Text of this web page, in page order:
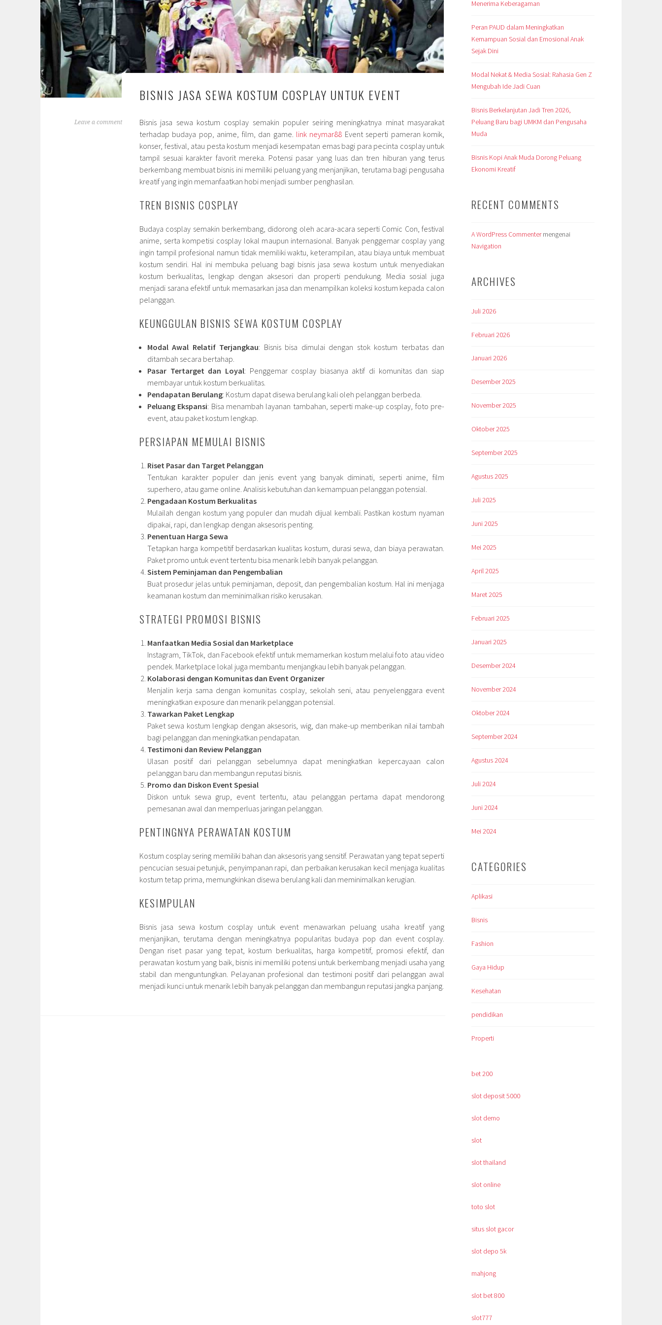
BISNIS JASA SEWA KOSTUM COSPLAY UNTUK EVENT
Leave a comment
Bisnis jasa sewa kostum cosplay semakin populer seiring meningkatnya minat masyarakat
terhadap budaya pop, anime, film, dan game. link neymar88 Event seperti pameran komik,
konser, festival, atau pesta kostum menjadi kesempatan emas bagi para pecinta cosplay untuk
tampil sesuai karakter favorit mereka. Potensi pasar yang luas dan tren hiburan yang terus
berkembang membuat bisnis ini memiliki peluang yang menjanjikan, terutama bagi pengusaha
kreatif yang ingin memanfaatkan hobi menjadi sumber penghasilan.
TREN BISNIS COSPLAY
Budaya cosplay semakin berkembang, didorong oleh acara-acara seperti Comic Con, festival
anime, serta kompetisi cosplay lokal maupun internasional. Banyak penggemar cosplay yang
ingin tampil profesional namun tidak memiliki waktu, keterampilan, atau biaya untuk membuat
kostum sendiri. Hal ini membuka peluang bagi bisnis jasa sewa kostum untuk menyediakan
kostum berkualitas, lengkap dengan aksesori dan properti pendukung. Media sosial juga
menjadi sarana efektif untuk memasarkan jasa dan menampilkan koleksi kostum kepada calon
pelanggan.
KEUNGGULAN BISNIS SEWA KOSTUM COSPLAY
Modal Awal Relatif Terjangkau: Bisnis bisa dimulai dengan stok kostum terbatas dan
ditambah secara bertahap.
Pasar Tertarget dan Loyal: Penggemar cosplay biasanya aktif di komunitas dan siap
membayar untuk kostum berkualitas.
Pendapatan Berulang: Kostum dapat disewa berulang kali oleh pelanggan berbeda.
Peluang Ekspansi: Bisa menambah layanan tambahan, seperti make-up cosplay, foto pre-
event, atau paket kostum lengkap.
PERSIAPAN MEMULAI BISNIS
Riset Pasar dan Target Pelanggan
Tentukan karakter populer dan jenis event yang banyak diminati, seperti anime, film
superhero, atau game online. Analisis kebutuhan dan kemampuan pelanggan potensial.
Pengadaan Kostum Berkualitas
Mulailah dengan kostum yang populer dan mudah dijual kembali. Pastikan kostum nyaman
dipakai, rapi, dan lengkap dengan aksesoris penting.
Penentuan Harga Sewa
Tetapkan harga kompetitif berdasarkan kualitas kostum, durasi sewa, dan biaya perawatan.
Paket promo untuk event tertentu bisa menarik lebih banyak pelanggan.
Sistem Peminjaman dan Pengembalian
Buat prosedur jelas untuk peminjaman, deposit, dan pengembalian kostum. Hal ini menjaga
keamanan kostum dan meminimalkan risiko kerusakan.
STRATEGI PROMOSI BISNIS
Manfaatkan Media Sosial dan Marketplace
Instagram, TikTok, dan Facebook efektif untuk memamerkan kostum melalui foto atau video
pendek. Marketplace lokal juga membantu menjangkau lebih banyak pelanggan.
Kolaborasi dengan Komunitas dan Event Organizer
Menjalin kerja sama dengan komunitas cosplay, sekolah seni, atau penyelenggara event
meningkatkan exposure dan menarik pelanggan potensial.
Tawarkan Paket Lengkap
Paket sewa kostum lengkap dengan aksesoris, wig, dan make-up memberikan nilai tambah
bagi pelanggan dan meningkatkan pendapatan.
Testimoni dan Review Pelanggan
Ulasan positif dari pelanggan sebelumnya dapat meningkatkan kepercayaan calon
pelanggan baru dan membangun reputasi bisnis.
Promo dan Diskon Event Spesial
Diskon untuk sewa grup, event tertentu, atau pelanggan pertama dapat mendorong
pemesanan awal dan memperluas jaringan pelanggan.
PENTINGNYA PERAWATAN KOSTUM
Kostum cosplay sering memiliki bahan dan aksesoris yang sensitif. Perawatan yang tepat seperti
pencucian sesuai petunjuk, penyimpanan rapi, dan perbaikan kerusakan kecil menjaga kualitas
kostum tetap prima, memungkinkan disewa berulang kali dan meminimalkan kerugian.
KESIMPULAN
Bisnis jasa sewa kostum cosplay untuk event menawarkan peluang usaha kreatif yang
menjanjikan, terutama dengan meningkatnya popularitas budaya pop dan event cosplay.
Dengan riset pasar yang tepat, kostum berkualitas, harga kompetitif, promosi efektif, dan
perawatan kostum yang baik, bisnis ini memiliki potensi untuk berkembang menjadi usaha yang
stabil dan menguntungkan. Pelayanan profesional dan testimoni positif dari pelanggan awal
menjadi kunci untuk menarik lebih banyak pelanggan dan membangun reputasi jangka panjang.
Menerima Keberagaman
Peran PAUD dalam Meningkatkan
Kemampuan Sosial dan Emosional Anak
Sejak Dini
Modal Nekat & Media Sosial: Rahasia Gen Z
Mengubah Ide Jadi Cuan
Bisnis Berkelanjutan Jadi Tren 2026,
Peluang Baru bagi UMKM dan Pengusaha
Muda
Bisnis Kopi Anak Muda Dorong Peluang
Ekonomi Kreatif
RECENT COMMENTS
A WordPress Commentermengenai
Navigation
ARCHIVES
Juli 2026
Februari 2026
Januari 2026
Desember 2025
November 2025
Oktober 2025
September 2025
Agustus 2025
Juli 2025
Juni 2025
Mei 2025
April 2025
Maret 2025
Februari 2025
Januari 2025
Desember 2024
November 2024
Oktober 2024
September 2024
Agustus 2024
Juli 2024
Juni 2024
Mei 2024
CATEGORIES
Aplikasi
Bisnis
Fashion
Gaya Hidup
Kesehatan
pendidikan
Properti
bet 200
slot deposit 5000
slot demo
slot
slot thailand
slot online
toto slot
situs slot gacor
slot depo 5k
mahjong
slot bet 800
slot777